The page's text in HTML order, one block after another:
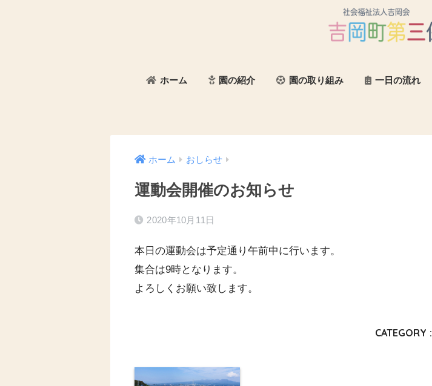
ホーム 園の紹介 園の取り組み 一日の流れ
ホーム おしらせ
運動会開催のお知らせ
2020年10月11日
本日の運動会は予定通り午前中に行います。
集合は9時となります。
よろしくお願い致します。
CATEGORY :